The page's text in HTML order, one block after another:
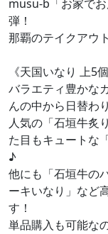
musu-b「お家で
弾！
那覇のテイクアウ
《天国いなり 上5
バラエティ豊かな
んの中から日替わ
人気の「石垣牛炙
た目もキュートな
♪
他にも「石垣牛の
ーキいなり」など
す！
単品購入も可能な